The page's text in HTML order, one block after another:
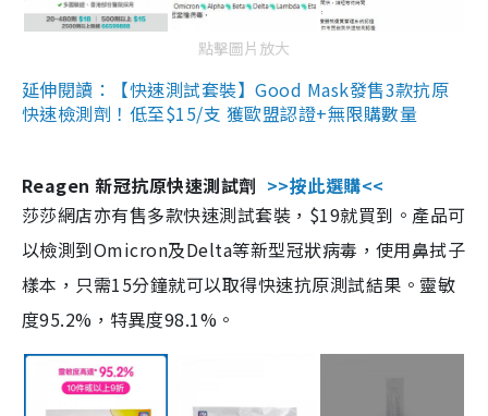
點擊圖片放大
延伸閱讀：【快速測試套裝】Good Mask發售3款抗原
快速檢測劑！低至$15/支 獲歐盟認證+無限購數量
Reagen 新冠抗原快速測試劑 >>按此選購<<
莎莎網店亦有售多款快速測試套裝，$19就買到。產品可
以檢測到Omicron及Delta等新型冠狀病毒，使用鼻拭子
樣本，只需15分鐘就可以取得快速抗原測試結果。靈敏
度95.2%，特異度98.1%。